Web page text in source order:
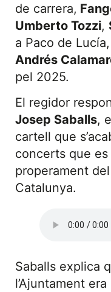
de carrera,
Umberto Tozzi,
a Paco de
Andrés
pel 2025.
El regidor
Josep Saballs,
cartell que
concerts que
properament
Catalunya.
Saballs explica
l’Ajuntament